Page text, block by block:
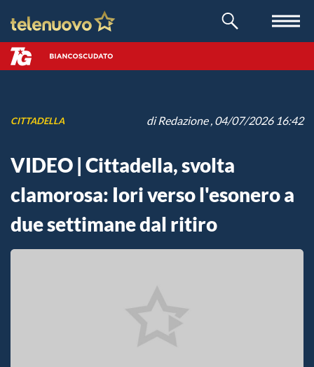
CITTADELLA diRedazione, 04/07/2026 16:42
VIDEO | Cittadella, svolta
clamorosa: Iori verso l'esonero a
due settimane dal ritiro